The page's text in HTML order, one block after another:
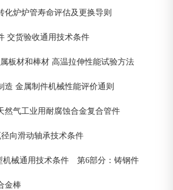
化炉炉管寿命评估及更换导则
交货验收通用技术条件
板材和棒材 高温拉伸性能试验方法
造 金属制件机械性能评价通则
然气工业用耐腐蚀合金复合管件
向滑动轴承技术条件
机械通用技术条件 第6部分：铸钢件
金棒